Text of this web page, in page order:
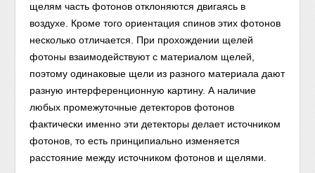
щелям часть фотонов отклоняются двигаясь в
воздухе. Кроме того ориентация спинов этих фотонов
несколько отличается. При прохождении щелей
фотоны взаимодействуют с материалом щелей,
поэтому одинаковые щели из разного материала дают
разную интерференционную картину. А наличие
любых промежуточные детекторов фотонов
фактически именно эти детекторы делает источником
фотонов, то есть принципиально изменяется
расстояние между источником фотонов и щелями.